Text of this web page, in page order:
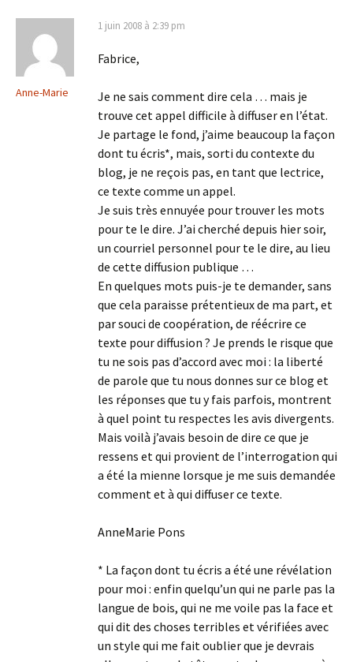
Anne-Marie
1 juin 2008 à 2:39 pm
Fabrice,
Je ne sais comment dire cela … mais je
trouve cet appel difficile à diffuser en l’état.
Je partage le fond, j’aime beaucoup la façon
dont tu écris*, mais, sorti du contexte du
blog, je ne reçois pas, en tant que lectrice,
ce texte comme un appel.
Je suis très ennuyée pour trouver les mots
pour te le dire. J’ai cherché depuis hier soir,
un courriel personnel pour te le dire, au lieu
de cette diffusion publique …
En quelques mots puis-je te demander, sans
que cela paraisse prétentieux de ma part, et
par souci de coopération, de réécrire ce
texte pour diffusion ? Je prends le risque que
tu ne sois pas d’accord avec moi : la liberté
de parole que tu nous donnes sur ce blog et
les réponses que tu y fais parfois, montrent
à quel point tu respectes les avis divergents.
Mais voilà j’avais besoin de dire ce que je
ressens et qui provient de l’interrogation qui
a été la mienne lorsque je me suis demandée
comment et à qui diffuser ce texte.
AnneMarie Pons
* La façon dont tu écris a été une révélation
pour moi : enfin quelqu’un qui ne parle pas la
langue de bois, qui ne me voile pas la face et
qui dit des choses terribles et vérifiées avec
un style qui me fait oublier que je devrais